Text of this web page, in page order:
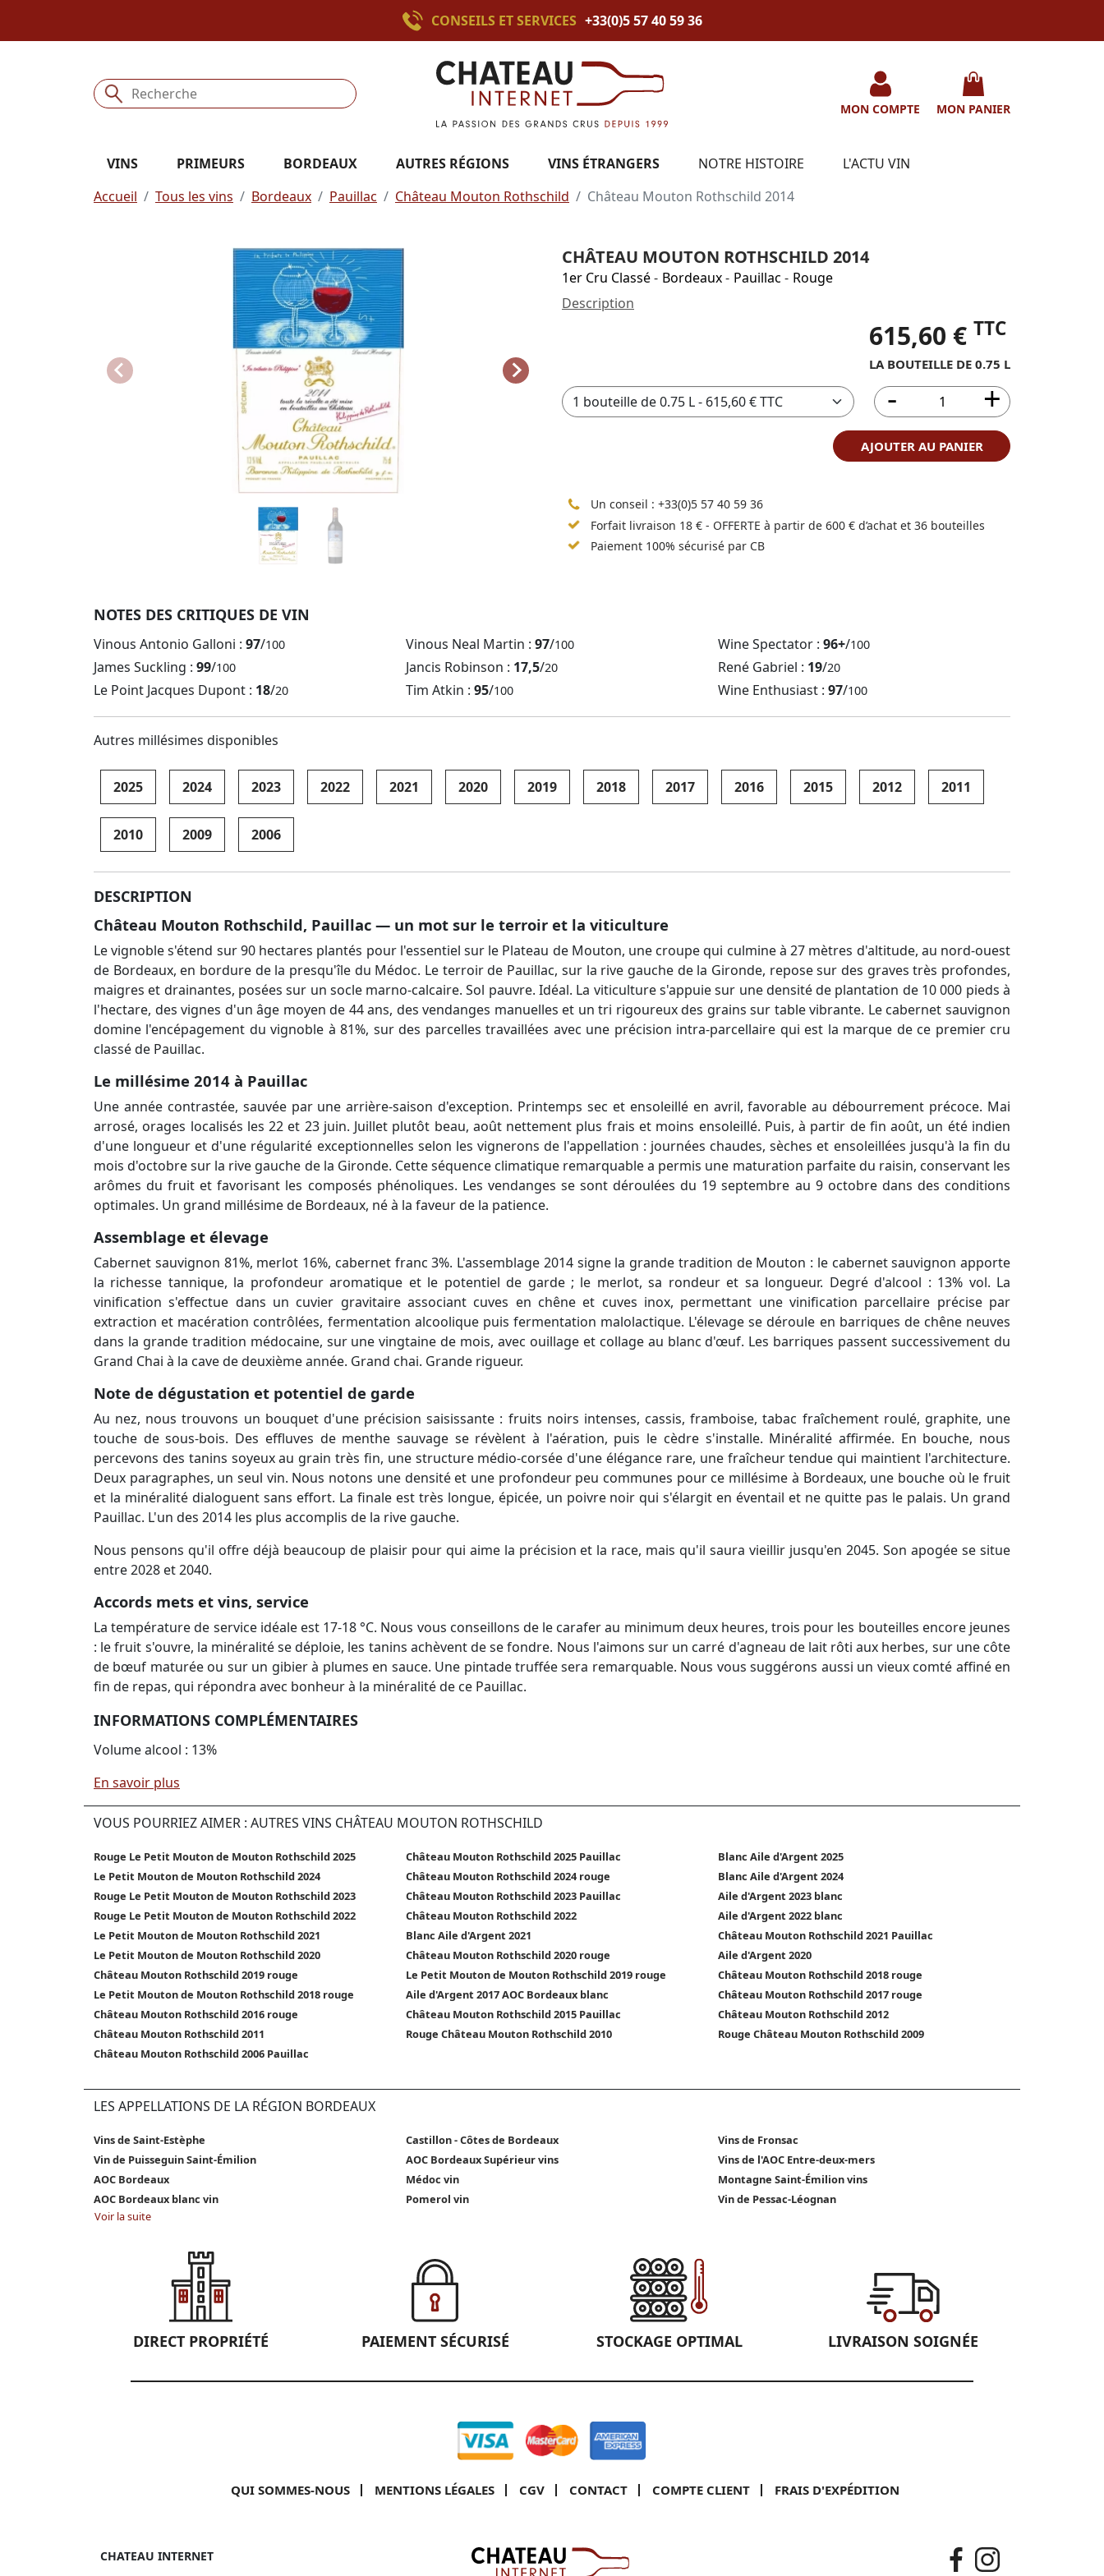
CONSEILS ET SERVICES +33(0)5 57 40 59 36
MON COMPTE MON PANIER
VINS PRIMEURS BORDEAUX AUTRES RÉGIONS VINS ÉTRANGERS NOTRE HISTOIRE
L'ACTU VIN
Accueil
Tous les vins Bordeaux Pauillac Château Mouton Rothschild Château Mouton Rothschild 2014
CHÂTEAU MOUTON ROTHSCHILD 2014
1er Cru Classé- Bordeaux- Pauillac - Rouge
Description
615,60 € TTC
LA BOUTEILLE DE 0.75 L
AJOUTER AU PANIER
Un conseil : +33(0)5 57 40 59 36
Forfait livraison 18 € - OFFERTE à partir de 600 € d’achat et 36 bouteilles
Paiement 100% sécurisé par CB
NOTES DES CRITIQUES DE VIN
Vinous Antonio Galloni : 97/100 Vinous Neal Martin : 97/100 Wine Spectator : 96+/100
James Suckling : 99/100 Jancis Robinson : 17,5/20 René Gabriel : 19/20
Le Point Jacques Dupont : 18/20 Tim Atkin : 95/100 Wine Enthusiast : 97/100
Autres millésimes disponibles
2025 2024 2023 2022 2021 2020 2019 2018 2017 2016 2015 2012 2011
2010 2009 2006
DESCRIPTION
Château Mouton Rothschild, Pauillac — un mot sur le terroir et la viticulture
Le vignoble s'étend sur 90 hectares plantés pour l'essentiel sur le Plateau de Mouton, une croupe qui culmine à 27 mètres d'altitude, au nord-ouest
de Bordeaux, en bordure de la presqu'île du Médoc. Le terroir de Pauillac, sur la rive gauche de la Gironde, repose sur des graves très profondes,
maigres et drainantes, posées sur un socle marno-calcaire. Sol pauvre. Idéal. La viticulture s'appuie sur une densité de plantation de 10 000 pieds à
l'hectare, des vignes d'un âge moyen de 44 ans, des vendanges manuelles et un tri rigoureux des grains sur table vibrante. Le cabernet sauvignon
domine l'encépagement du vignoble à 81%, sur des parcelles travaillées avec une précision intra-parcellaire qui est la marque de ce premier cru
classé de Pauillac.
Le millésime 2014 à Pauillac
Une année contrastée, sauvée par une arrière-saison d'exception. Printemps sec et ensoleillé en avril, favorable au débourrement précoce. Mai
arrosé, orages localisés les 22 et 23 juin. Juillet plutôt beau, août nettement plus frais et moins ensoleillé. Puis, à partir de fin août, un été indien
d'une longueur et d'une régularité exceptionnelles selon les vignerons de l'appellation : journées chaudes, sèches et ensoleillées jusqu'à la fin du
mois d'octobre sur la rive gauche de la Gironde. Cette séquence climatique remarquable a permis une maturation parfaite du raisin, conservant les
arômes du fruit et favorisant les composés phénoliques. Les vendanges se sont déroulées du 19 septembre au 9 octobre dans des conditions
optimales. Un grand millésime de Bordeaux, né à la faveur de la patience.
Assemblage et élevage
Cabernet sauvignon 81%, merlot 16%, cabernet franc 3%. L'assemblage 2014 signe la grande tradition de Mouton : le cabernet sauvignon apporte
la richesse tannique, la profondeur aromatique et le potentiel de garde ; le merlot, sa rondeur et sa longueur. Degré d'alcool : 13% vol. La
vinification s'effectue dans un cuvier gravitaire associant cuves en chêne et cuves inox, permettant une vinification parcellaire précise par
extraction et macération contrôlées, fermentation alcoolique puis fermentation malolactique. L'élevage se déroule en barriques de chêne neuves
dans la grande tradition médocaine, sur une vingtaine de mois, avec ouillage et collage au blanc d'œuf. Les barriques passent successivement du
Grand Chai à la cave de deuxième année. Grand chai. Grande rigueur.
Note de dégustation et potentiel de garde
Au nez, nous trouvons un bouquet d'une précision saisissante : fruits noirs intenses, cassis, framboise, tabac fraîchement roulé, graphite, une
touche de sous-bois. Des effluves de menthe sauvage se révèlent à l'aération, puis le cèdre s'installe. Minéralité affirmée. En bouche, nous
percevons des tanins soyeux au grain très fin, une structure médio-corsée d'une élégance rare, une fraîcheur tendue qui maintient l'architecture.
Deux paragraphes, un seul vin. Nous notons une densité et une profondeur peu communes pour ce millésime à Bordeaux, une bouche où le fruit
et la minéralité dialoguent sans effort. La finale est très longue, épicée, un poivre noir qui s'élargit en éventail et ne quitte pas le palais. Un grand
Pauillac. L'un des 2014 les plus accomplis de la rive gauche.
Nous pensons qu'il offre déjà beaucoup de plaisir pour qui aime la précision et la race, mais qu'il saura vieillir jusqu'en 2045. Son apogée se situe
entre 2028 et 2040.
Accords mets et vins, service
La température de service idéale est 17-18 °C. Nous vous conseillons de le carafer au minimum deux heures, trois pour les bouteilles encore jeunes
: le fruit s'ouvre, la minéralité se déploie, les tanins achèvent de se fondre. Nous l'aimons sur un carré d'agneau de lait rôti aux herbes, sur une côte
de bœuf maturée ou sur un gibier à plumes en sauce. Une pintade truffée sera remarquable. Nous vous suggérons aussi un vieux comté affiné en
fin de repas, qui répondra avec bonheur à la minéralité de ce Pauillac.
INFORMATIONS COMPLÉMENTAIRES
Volume alcool : 13%
En savoir plus
VOUS POURRIEZ AIMER : AUTRES VINS CHÂTEAU MOUTON ROTHSCHILD
Rouge Le Petit Mouton de Mouton Rothschild 2025 Château Mouton Rothschild 2025 Pauillac
Blanc Aile d'Argent 2025
Le Petit Mouton de Mouton Rothschild 2024
Château Mouton Rothschild 2024 rouge
Blanc Aile d'Argent 2024
Rouge Le Petit Mouton de Mouton Rothschild 2023
Château Mouton Rothschild 2023 Pauillac
Aile d'Argent 2023 blanc
Rouge Le Petit Mouton de Mouton Rothschild 2022
Château Mouton Rothschild 2022
Aile d'Argent 2022 blanc
Le Petit Mouton de Mouton Rothschild 2021
Blanc Aile d'Argent 2021
Château Mouton Rothschild 2021 Pauillac
Le Petit Mouton de Mouton Rothschild 2020
Château Mouton Rothschild 2020 rouge
Aile d'Argent 2020
Château Mouton Rothschild 2019 rouge
Le Petit Mouton de Mouton Rothschild 2019 rouge
Château Mouton Rothschild 2018 rouge
Le Petit Mouton de Mouton Rothschild 2018 rouge
Aile d'Argent 2017 AOC Bordeaux blanc
Château Mouton Rothschild 2017 rouge
Château Mouton Rothschild 2016 rouge
Château Mouton Rothschild 2015 Pauillac
Château Mouton Rothschild 2012
Château Mouton Rothschild 2011
Rouge Château Mouton Rothschild 2010
Rouge Château Mouton Rothschild 2009
Château Mouton Rothschild 2006 Pauillac
LES APPELLATIONS DE LA RÉGION BORDEAUX
Vins de Saint-Estèphe Castillon - Côtes de Bordeaux
Vins de Fronsac
Vin de Puisseguin Saint-Émilion
AOC Bordeaux Supérieur vins
Vins de l'AOC Entre-deux-mers
AOC Bordeaux
Médoc vin
Montagne Saint-Émilion vins
AOC Bordeaux blanc vin
Pomerol vin
Vin de Pessac-Léognan
Voir la suite
DIRECT PROPRIÉTÉ PAIEMENT SÉCURISÉ STOCKAGE OPTIMAL LIVRAISON SOIGNÉE
QUI SOMMES-NOUS MENTIONS LÉGALES CGV CONTACT COMPTE CLIENT FRAIS D'EXPÉDITION
CHATEAU INTERNET